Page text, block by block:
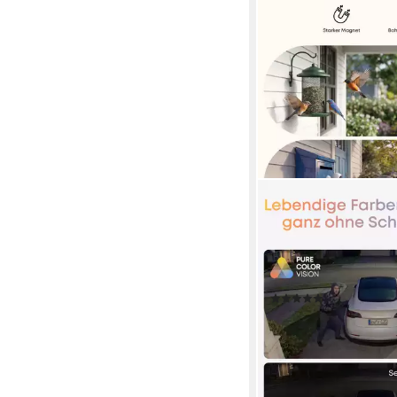
EUFY SECURITY
Außen & Innen,
Halterung
Nachtsicht)(1)
ab 69,00 € UVP99,99
-31%
lieferbar - in 2-3